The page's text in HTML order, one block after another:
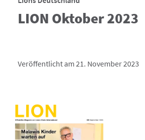
LION Oktober 2023
Veröffentlicht am 21. November 2023